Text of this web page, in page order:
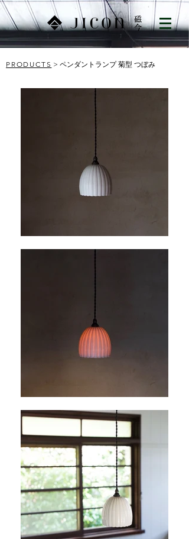
PRODUCTS > ペンダントランプ 菊型 つぼみ